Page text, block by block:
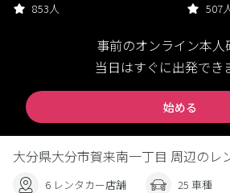
853人 507
事前のオンライン本人
当日はすぐに出発でき
始める
大分県大分市賀来南一丁目 周辺のレ
6 レンタカー店舗 25 車種